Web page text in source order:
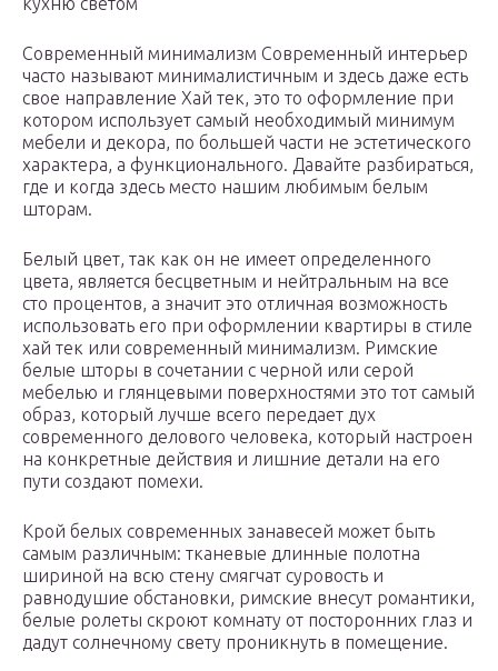
Современный минимализм Современный интерьер
часто называют минималистичным и здесь даже есть
свое направление Хай тек, это то оформление при
котором использует самый необходимый минимум
мебели и декора, по большей части не эстетического
характера, а функционального. Давайте разбираться,
где и когда здесь место нашим любимым белым
шторам.
Белый цвет, так как он не имеет определенного
цвета, является бесцветным и нейтральным на все
сто процентов, а значит это отличная возможность
использовать его при оформлении квартиры в стиле
хай тек или современный минимализм. Римские
белые шторы в сочетании с черной или серой
мебелью и глянцевыми поверхностями это тот самый
образ, который лучше всего передает дух
современного делового человека, который настроен
на конкретные действия и лишние детали на его
пути создают помехи.
Крой белых современных занавесей может быть
самым различным: тканевые длинные полотна
шириной на всю стену смягчат суровость и
равнодушие обстановки, римские внесут романтики,
белые ролеты скроют комнату от посторонних глаз и
дадут солнечному свету проникнуть в помещение.